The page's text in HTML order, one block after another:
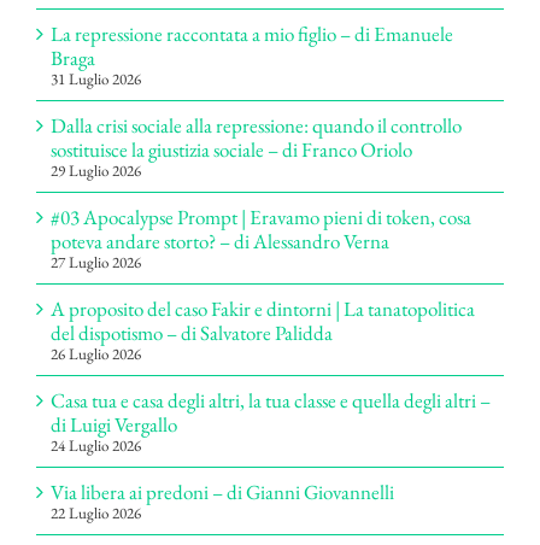
La repressione raccontata a mio figlio – di Emanuele
Braga
31 Luglio 2026
Dalla crisi sociale alla repressione: quando il controllo
sostituisce la giustizia sociale – di Franco Oriolo
29 Luglio 2026
#03 Apocalypse Prompt | Eravamo pieni di token, cosa
poteva andare storto? – di Alessandro Verna
27 Luglio 2026
A proposito del caso Fakir e dintorni | La tanatopolitica
del dispotismo – di Salvatore Palidda
26 Luglio 2026
Casa tua e casa degli altri, la tua classe e quella degli altri –
di Luigi Vergallo
24 Luglio 2026
Via libera ai predoni – di Gianni Giovannelli
22 Luglio 2026